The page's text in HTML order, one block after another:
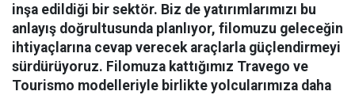
inşa edildiği bir sektör. Biz de yatırımlarımızı bu
anlayış doğrultusunda planlıyor, filomuzu geleceğin
ihtiyaçlarına cevap verecek araçlarla güçlendirmeyi
sürdürüyoruz. Filomuza kattığımız Travego ve
Tourismo modelleriyle birlikte yolcularımıza daha